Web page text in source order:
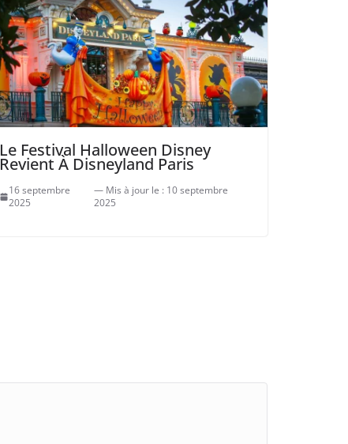
Le Festival Halloween Disney
Revient À Disneyland Paris
16 septembre
2025
10 septembre
2025